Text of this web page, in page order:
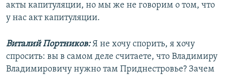
акты капитуляции, но мы же не говорим о том, что
у нас акт капитуляции.
Виталий Портников:Я не хочу спорить, я хочу
спросить: вы в самом деле считаете, что Владимиру
Владимировичу нужно там Приднестровье? Зачем